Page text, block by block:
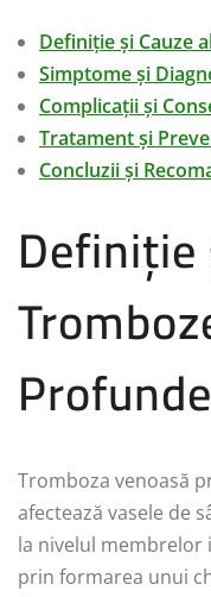
Definiție și Cauze
Simptome și
Complicații și
Tratament și
Concluzii și
Definiție
Profunde
Tromboza venoasă
afectează vasele de
la nivelul membrelor
prin formarea unui